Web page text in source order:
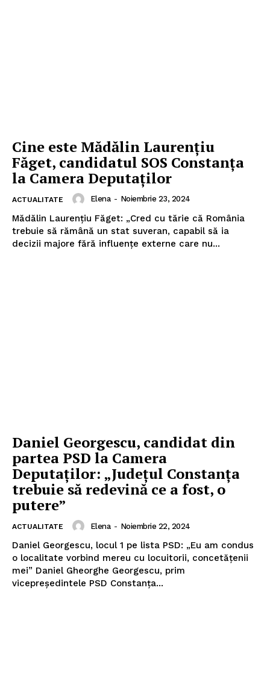
Cine este Mădălin Laurențiu
Făget, candidatul SOS Constanța
la Camera Deputaților
ACTUALITATE Elena - Noiembrie 23, 2024
Mădălin Laurențiu Făget: „Cred cu tărie că România
trebuie să rămână un stat suveran, capabil să ia
decizii majore fără influențe externe care nu...
Daniel Georgescu, candidat din
partea PSD la Camera
Deputaților: „Județul Constanța
trebuie să redevină ce a fost, o
putere”
ACTUALITATE Elena - Noiembrie 22, 2024
Daniel Georgescu, locul 1 pe lista PSD: „Eu am condus
o localitate vorbind mereu cu locuitorii, concetățenii
mei” Daniel Gheorghe Georgescu, prim
vicepreședintele PSD Constanța...